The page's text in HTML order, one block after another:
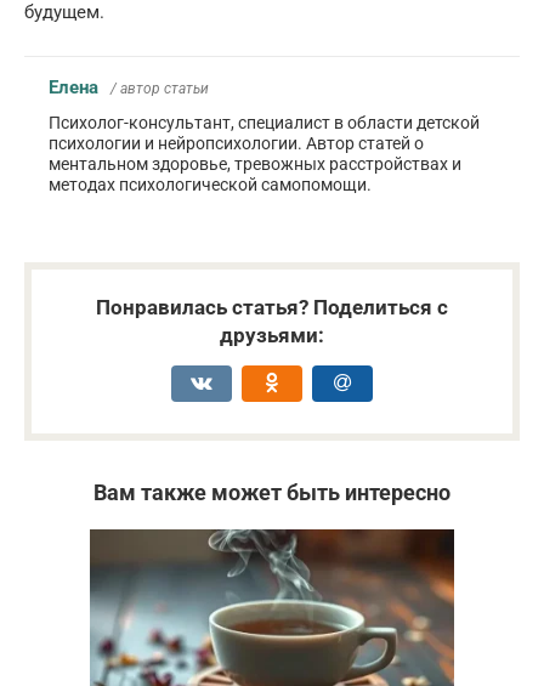
будущем.
Елена / автор статьи
Психолог-консультант, специалист в области детской
психологии и нейропсихологии. Автор статей о
ментальном здоровье, тревожных расстройствах и
методах психологической самопомощи.
Понравилась статья? Поделиться с
друзьями:
Вам также может быть интересно